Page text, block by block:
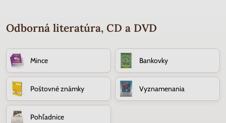
Odborná literatúra, CD a DVD
Mince Bankovky
Poštovné známky Vyznamenania
Pohľadnice